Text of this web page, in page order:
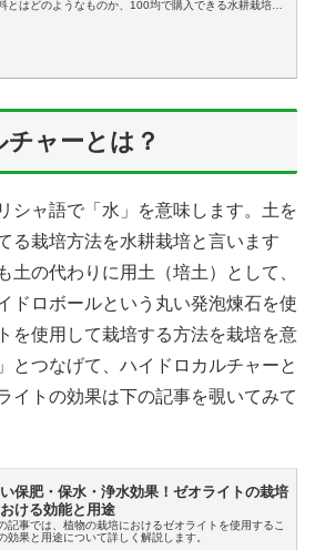
とはどのようなものか、100均で購入できる水耕栽培用
ャーとは？
シャ語で「水」を意味します。土を
る栽培方法を水耕栽培と言います
土の代わりに用土（培土）として、
ドロボールという丸い発泡煉石を使
を使用して栽培する方法を栽培を意
とつなげて、ハイドロカルチャーと
イトの効果は下の記事を覗いてみて
保肥・保水・浄水効果！ゼオライトの栽培
ける効能と用途
記事では、植物の栽培におけるゼオライトを使用するこ
効果と用途について詳しく解説します。